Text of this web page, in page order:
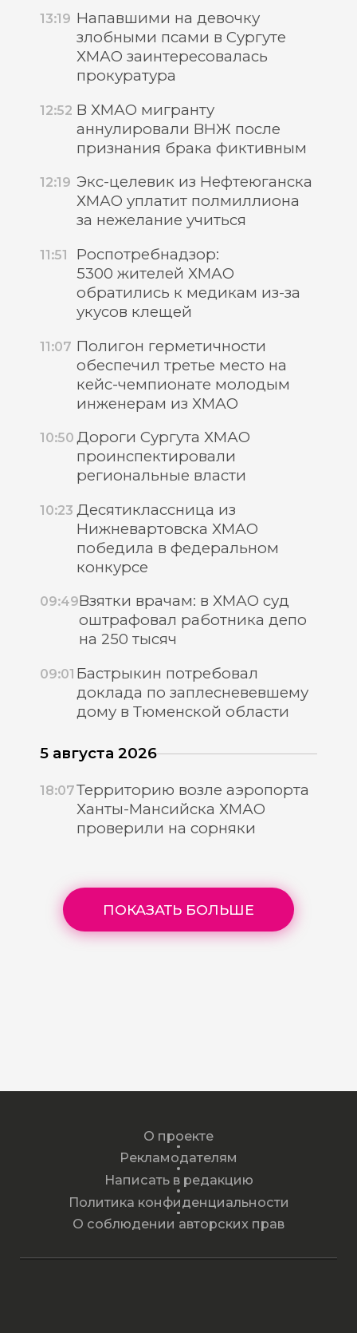
13:19 Напавшими на девочку
злобными псами в Сургуте
ХМАО заинтересовалась
прокуратура
12:52 В ХМАО мигранту
аннулировали ВНЖ после
признания брака фиктивным
12:19 Экс-целевик из Нефтеюганска
ХМАО уплатит полмиллиона
за нежелание учиться
11:51
Роспотребнадзор:
5300 жителей ХМАО
обратились к медикам из-за
укусов клещей
11:07 Полигон герметичности
обеспечил третье место на
кейс-чемпионате молодым
инженерам из ХМАО
10:50 Дороги Сургута ХМАО
проинспектировали
региональные власти
10:23 Десятиклассница из
Нижневартовска ХМАО
победила в федеральном
конкурсе
09:49Взятки врачам: в ХМАО суд
оштрафовал работника депо
на 250 тысяч
09:01 Бастрыкин потребовал
доклада по заплесневевшему
дому в Тюменской области
5 августа 2026
18:07Территорию возле аэропорта
Ханты-Мансийска ХМАО
проверили на сорняки
ПОКАЗАТЬ БОЛЬШЕ
О проекте
Рекламодателям
Написать в редакцию
Политика конфиденциальности
О соблюдении авторских прав